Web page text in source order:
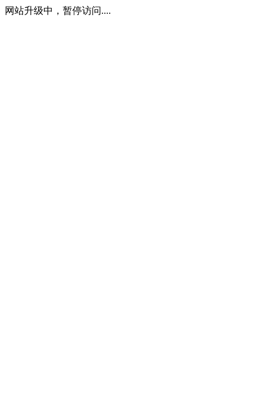
网站升级中，暂停访问....